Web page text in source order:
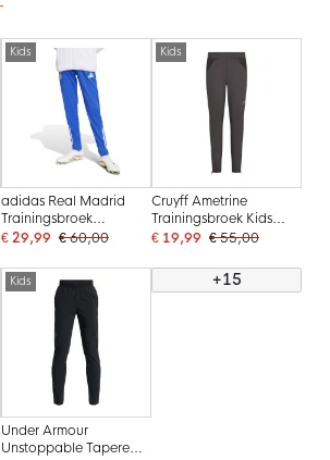
Kids
adidas Real Madrid
Trainingsbroek
Europees 2025-2026
€ 29,99 € 60,00
Kids
Cruyff Ametrine
Trainingsbroek Kids
Donkergrijs
€ 19,99 € 55,00
Kids
Under Armour
Unstoppable Tapered
+15